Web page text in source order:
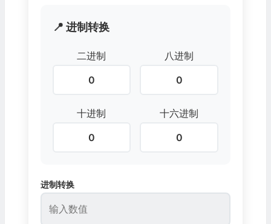
📍 进制转换
二进制
0
八进制
0
十进制
0
十六进制
0
进制转换